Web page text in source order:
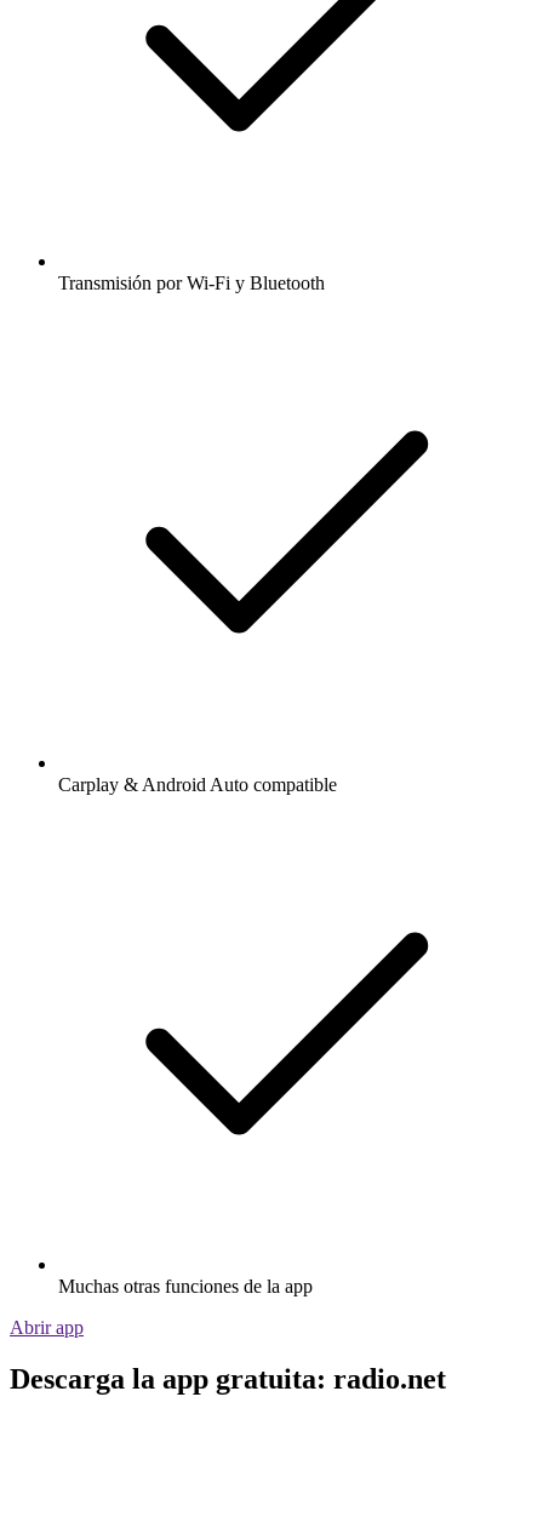
Transmisión por Wi-Fi y Bluetooth
Carplay & Android Auto compatible
Muchas otras funciones de la app
Abrir app
Descarga la app gratuita: radio.net